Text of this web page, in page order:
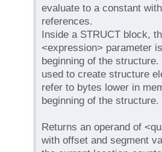
evaluate to a constant
references.
Inside a STRUCT block,
<expression> parameter
beginning of the
used to create structure
refer to bytes lower in
beginning of the structure.
Returns an operand of
with offset and segment